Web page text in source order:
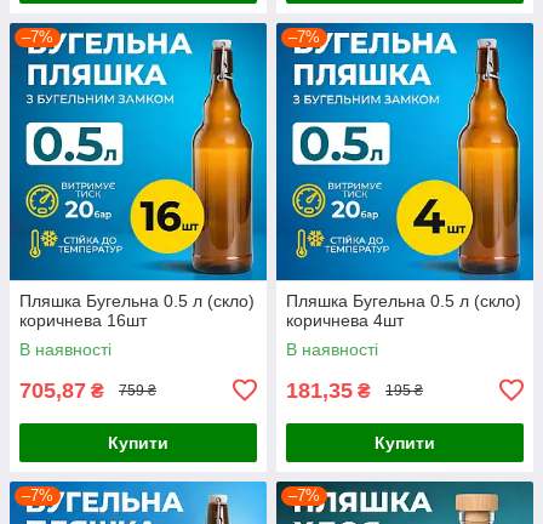
–7%
Пляшка Бугельна 0.5 л (скло)
коричнева 16шт
В наявності
705,87 ₴ 759 ₴
Купити
–7%
Пляшка Бугельна 0.5 л (скло)
коричнева 4шт
В наявності
181,35 ₴ 195 ₴
Купити
–7% –7%